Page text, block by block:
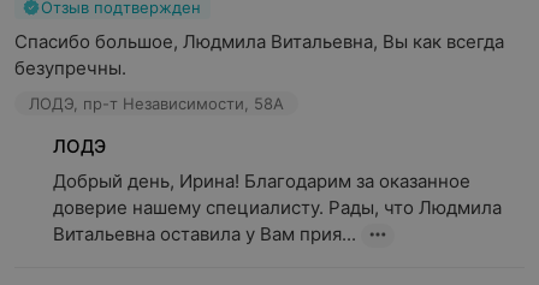
Отзыв подтвержден
Спасибо большое, Людмила Витальевна, Вы как всегда
безупречны.
ЛОДЭ, пр-т Независимости, 58А
ЛОДЭ
Добрый день, Ирина! Благодарим за оказанное
доверие нашему специалисту. Рады, что Людмила
Витальевна оставила у Вам прия...